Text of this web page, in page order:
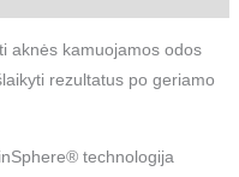
aknės kamuojamos odos
rezultatus po geriamo
technologija